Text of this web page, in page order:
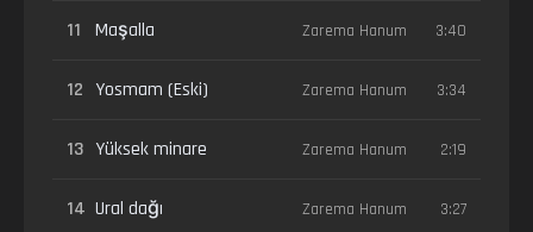
11 Maşalla Zarema Hanum 3:40
12 Yosmam (Eski) Zarema Hanum 3:34
13 Yüksek minare Zarema Hanum 2:19
14 Ural dağı Zarema Hanum 3:27